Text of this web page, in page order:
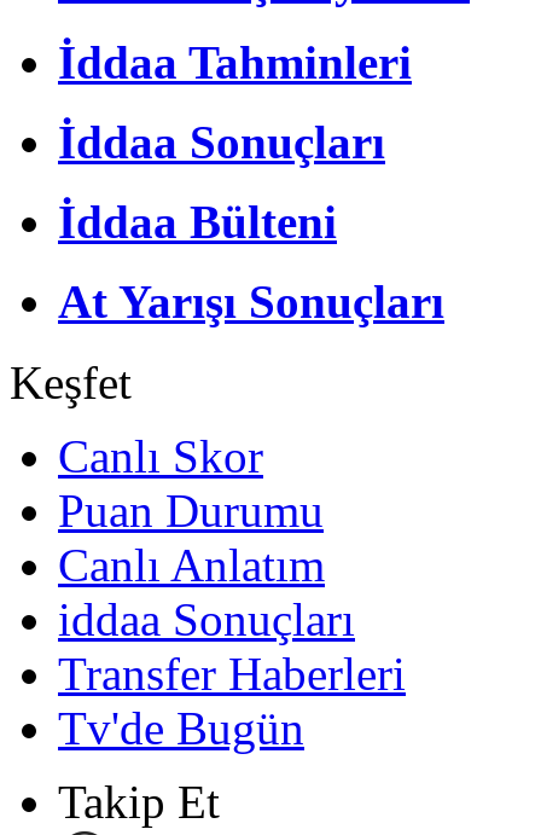
İddaa Tahminleri
İddaa Sonuçları
İddaa Bülteni
At Yarışı Sonuçları
Keşfet
Canlı Skor
Puan Durumu
Canlı Anlatım
iddaa Sonuçları
Transfer Haberleri
Tv'de Bugün
Takip Et